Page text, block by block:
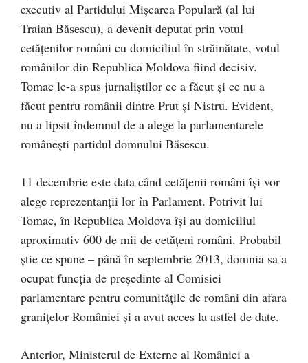
executiv al Partidului Mișcarea Populară (al lui
Traian Băsescu), a devenit deputat prin votul
cetățenilor români cu domiciliul în străinătate, votul
românilor din Republica Moldova fiind decisiv.
Tomac le-a spus jurnaliștilor ce a făcut și ce nu a
făcut pentru românii dintre Prut și Nistru. Evident,
nu a lipsit îndemnul de a alege la parlamentarele
românești partidul domnului Băsescu.
11 decembrie este data când cetățenii români își vor
alege reprezentanții lor în Parlament. Potrivit lui
Tomac, în Republica Moldova își au domiciliul
aproximativ 600 de mii de cetățeni români. Probabil
știe ce spune – până în septembrie 2013, domnia sa a
ocupat funcția de președinte al Comisiei
parlamentare pentru comunitățile de români din afara
granițelor României și a avut acces la astfel de date.
Anterior, Ministerul de Externe al României a